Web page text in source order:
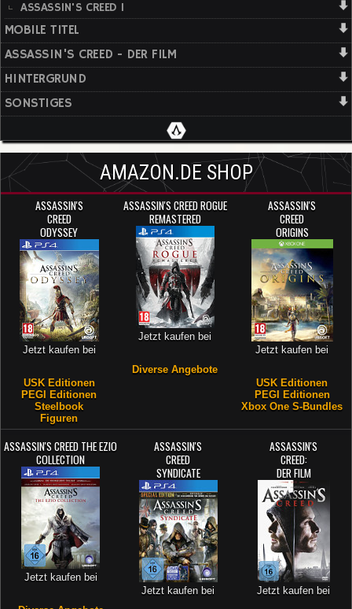
ASSASSIN'S CREED 1
MOBILE TITEL
ASSASSIN'S CREED - DER FILM
HINTERGRUND
SONSTIGES
AMAZON.DE SHOP
ASSASSIN'S
CREED
ODYSSEY
Jetzt kaufen bei
USK Editionen
PEGI Editionen
Steelbook
Figuren
ASSASSIN'S CREED ROGUE
REMASTERED
Jetzt kaufen bei
Diverse Angebote
ASSASSIN'S
CREED
ORIGINS
Jetzt kaufen bei
USK Editionen
PEGI Editionen
Xbox One S-Bundles
ASSASSIN'S CREED THE EZIO
COLLECTION
Jetzt kaufen bei
ASSASSIN'S
CREED
SYNDICATE
Jetzt kaufen bei
ASSASSIN'S
CREED:
DER FILM
Jetzt kaufen bei